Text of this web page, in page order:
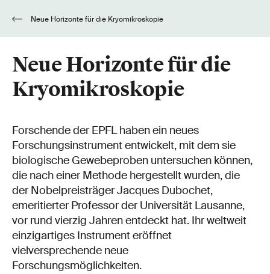
Neue Horizonte für die Kryomikroskopie
Neue Horizonte für die
Kryomikroskopie
Forschende der EPFL haben ein neues
Forschungsinstrument entwickelt, mit dem sie
biologische Gewebeproben untersuchen können,
die nach einer Methode hergestellt wurden, die
der Nobelpreisträger Jacques Dubochet,
emeritierter Professor der Universität Lausanne,
vor rund vierzig Jahren entdeckt hat. Ihr weltweit
einzigartiges Instrument eröffnet
vielversprechende neue
Forschungsmöglichkeiten.